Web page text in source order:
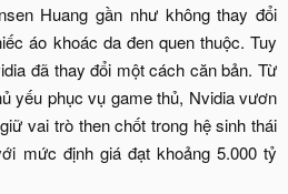
Huang gần như không thay đổi
áo khoác da đen quen thuộc. Tuy
đã thay đổi một cách căn bản. Từ
yếu phục vụ game thủ, Nvidia vươn
vai trò then chốt trong hệ sinh thái
mức định giá đạt khoảng 5.000 tỷ